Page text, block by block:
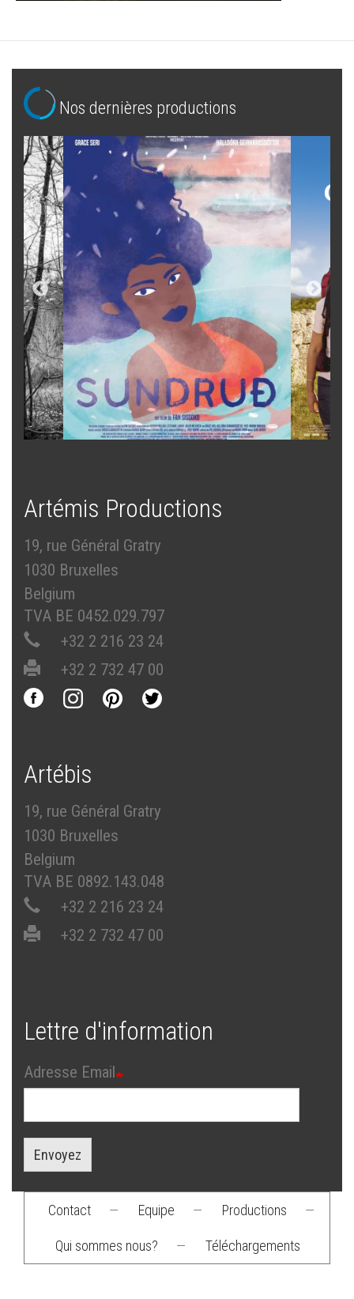
Nos dernières productions
Artémis Productions
19, rue Général Gratry
1030 Bruxelles
Belgium
TVA BE 0452.029.797
+32 2 216 23 24
+32 2 732 47 00
Artébis
19, rue Général Gratry
1030 Bruxelles
Belgium
TVA BE 0892.143.048
+32 2 216 23 24
+32 2 732 47 00
Lettre d'information
Adresse Email
Envoyez
Footer
menu
Contact — Equipe — Productions —
Qui sommes nous? — Téléchargements